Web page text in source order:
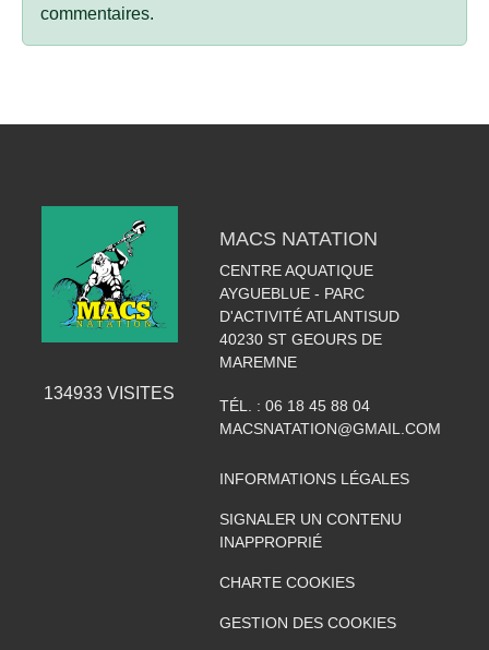
commentaires.
134933 VISITES
MACS NATATION
CENTRE AQUATIQUE
AYGUEBLUE - PARC
D'ACTIVITÉ ATLANTISUD
40230 ST GEOURS DE
MAREMNE
TÉL. : 06 18 45 88 04
MACSNATATION@GMAIL.COM
INFORMATIONS LÉGALES
SIGNALER UN CONTENU
INAPPROPRIÉ
CHARTE COOKIES
GESTION DES COOKIES